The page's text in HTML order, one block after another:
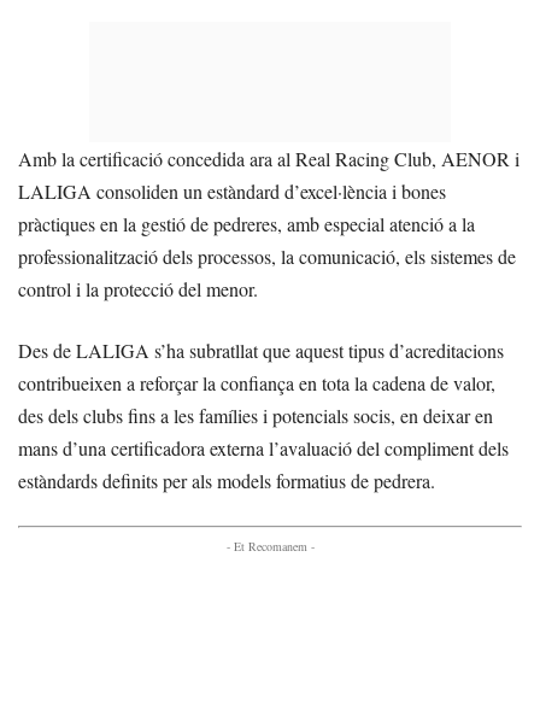
Amb la certificació concedida ara al Real Racing Club, AENOR i
LALIGA consoliden un estàndard d’excel·lència i bones
pràctiques en la gestió de pedreres, amb especial atenció a la
professionalització dels processos, la comunicació, els sistemes de
control i la protecció del menor.
Des de LALIGA s’ha subratllat que aquest tipus d’acreditacions
contribueixen a reforçar la confiança en tota la cadena de valor,
des dels clubs fins a les famílies i potencials socis, en deixar en
mans d’una certificadora externa l’avaluació del compliment dels
estàndards definits per als models formatius de pedrera.
- Et Recomanem -